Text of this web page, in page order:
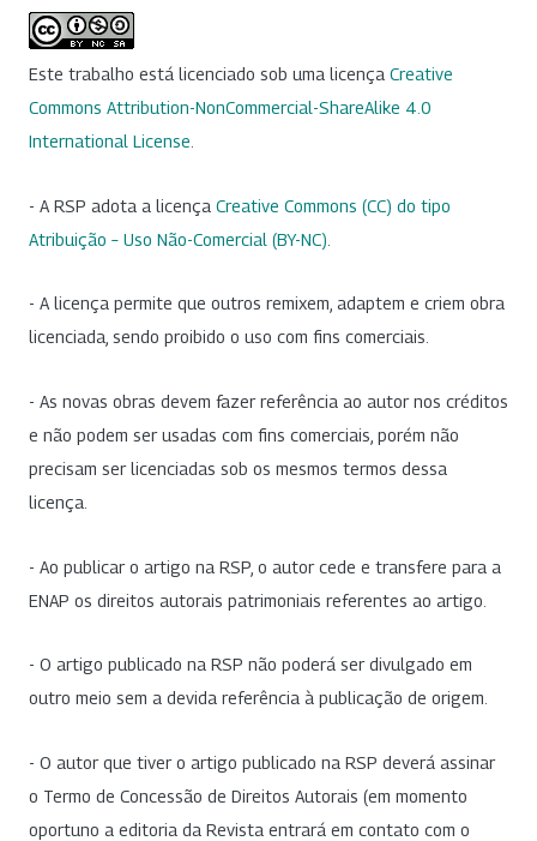
Este trabalho está licenciado sob uma licença Creative
Commons Attribution-NonCommercial-ShareAlike 4.0
International License
- A RSP adota a licença Creative Commons (CC) do tipo
Atribuição – Uso Não-Comercial (BY-NC)
- A licença permite que outros remixem, adaptem e criem obra
licenciada, sendo proibido o uso com fins comerciais.
- As novas obras devem fazer referência ao autor nos créditos
e não podem ser usadas com fins comerciais, porém não
precisam ser licenciadas sob os mesmos termos dessa
licença.
- Ao publicar o artigo na RSP, o autor cede e transfere para a
ENAP os direitos autorais patrimoniais referentes ao artigo.
- O artigo publicado na RSP não poderá ser divulgado em
outro meio sem a devida referência à publicação de origem.
- O autor que tiver o artigo publicado na RSP deverá assinar
o Termo de Concessão de Direitos Autorais (em momento
oportuno a editoria da Revista entrará em contato com o